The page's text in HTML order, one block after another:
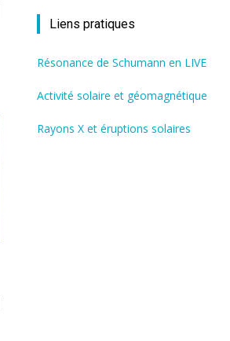
Liens pratiques
Résonance de Schumann en LIVE
Activité solaire et géomagnétique
Rayons X et éruptions solaires